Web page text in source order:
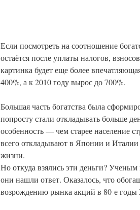
Если посмотреть на соотношение
остаётся после уплаты налогов,
картинка будет еще более
400%, а к 2010 году вырос до 700%.
Большая часть богатства была
попросту стали откладывать больше
особенность — чем старее население
всего откладывают в Японии и
жизни.
Но откуда взялись эти деньги?
они нашли ответ. Оказалось, что
возрождению рынка акций в 80-е годы